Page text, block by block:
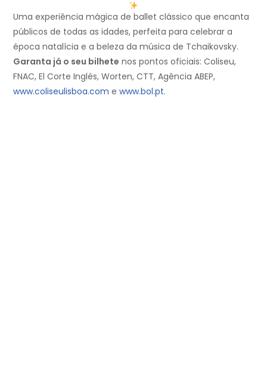
Uma experiência mágica de ballet clássico que encanta
públicos de todas as idades, perfeita para celebrar a
época natalícia e a beleza da música de Tchaikovsky.
Garanta já o seu bilhete nos pontos oficiais: Coliseu,
FNAC, El Corte Inglés, Worten, CTT, Agência ABEP,
www.coliseulisboa.com e www.bol.pt.